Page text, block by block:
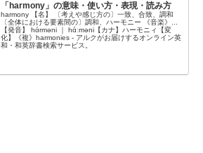
「harmony」の意味・使い方・表現・読み方
harmony 【名】 〔考えや感じ方の〕一致、合致、調和
〔全体における要素間の〕調和、ハーモニー 《音楽》...
【発音】 hɑ́rməni ｜ hɑ́ːməni【カナ】ハーモニィ【変
化】《複》harmonies - アルクがお届けするオンライン英
和・和英辞書検索サービス。